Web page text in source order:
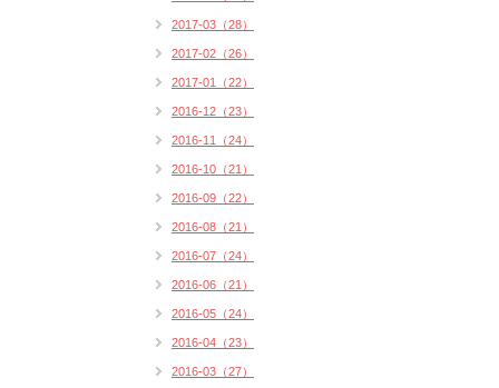
2017-03（28）
2017-02（26）
2017-01（22）
2016-12（23）
2016-11（24）
2016-10（21）
2016-09（22）
2016-08（21）
2016-07（24）
2016-06（21）
2016-05（24）
2016-04（23）
2016-03（27）